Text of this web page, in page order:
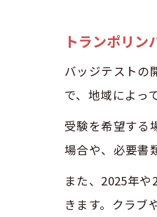
トランポリン
バッジテストの
で、地域によっ
受験を希望する
場合や、必要書
また、2025年
きます。クラブ